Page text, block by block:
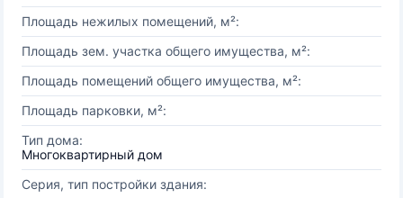
Площадь нежилых помещений, м²:
Площадь зем. участка общего имущества, м²:
Площадь помещений общего имущества, м²:
Площадь парковки, м²:
Тип дома:
Многоквартирный дом
Серия, тип постройки здания: